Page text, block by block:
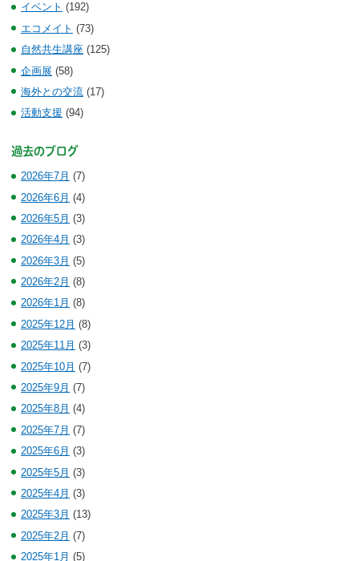
イベント (192)
エコメイト (73)
自然共生講座 (125)
企画展 (58)
海外との交流 (17)
活動支援 (94)
過去のブログ
2026年7月 (7)
2026年6月 (4)
2026年5月 (3)
2026年4月 (3)
2026年3月 (5)
2026年2月 (8)
2026年1月 (8)
2025年12月 (8)
2025年11月 (3)
2025年10月 (7)
2025年9月 (7)
2025年8月 (4)
2025年7月 (7)
2025年6月 (3)
2025年5月 (3)
2025年4月 (3)
2025年3月 (13)
2025年2月 (7)
2025年1月 (5)